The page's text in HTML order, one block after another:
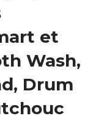
et
Wash,
Drum